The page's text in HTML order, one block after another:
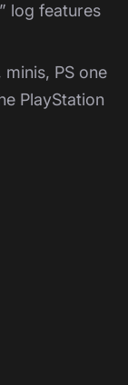
log features
minis, PS one
PlayStation